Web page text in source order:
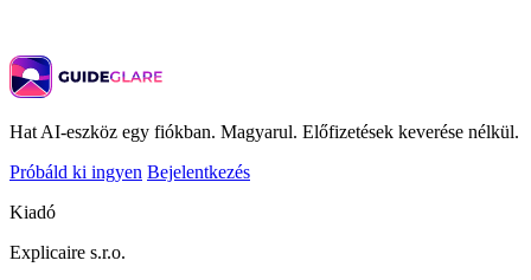
Hat AI-eszköz egy fiókban. Magyarul. Előfizetések keverése nélkül.
Próbáld ki ingyen Bejelentkezés
Kiadó
Explicaire s.r.o.